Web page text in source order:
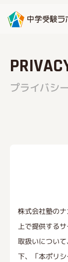
プライバシ
株式会社塾の
上で提供する
取扱いについ
下、「本ポリ